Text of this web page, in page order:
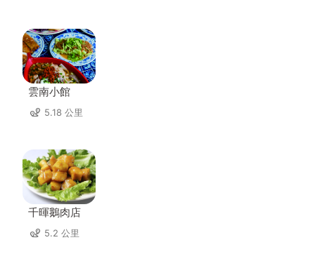
雲南小館
5.18 公里
千暉鵝肉店
5.2 公里